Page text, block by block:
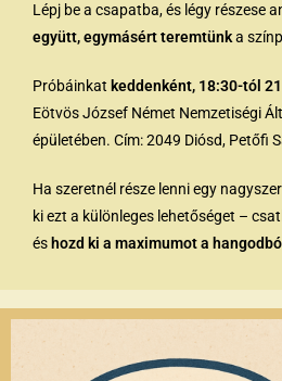
Lépj be a csapatba, és légy részese
együtt, egymásért teremtünka
Próbáinkat keddenként, 18:30-tól
Eötvös József Német Nemzetiségi
épületében. Cím: 2049 Diósd, Petőfi
Ha szeretnél része lenni egy
ki ezt a különleges lehetőséget –
és hozd ki a maximumot a